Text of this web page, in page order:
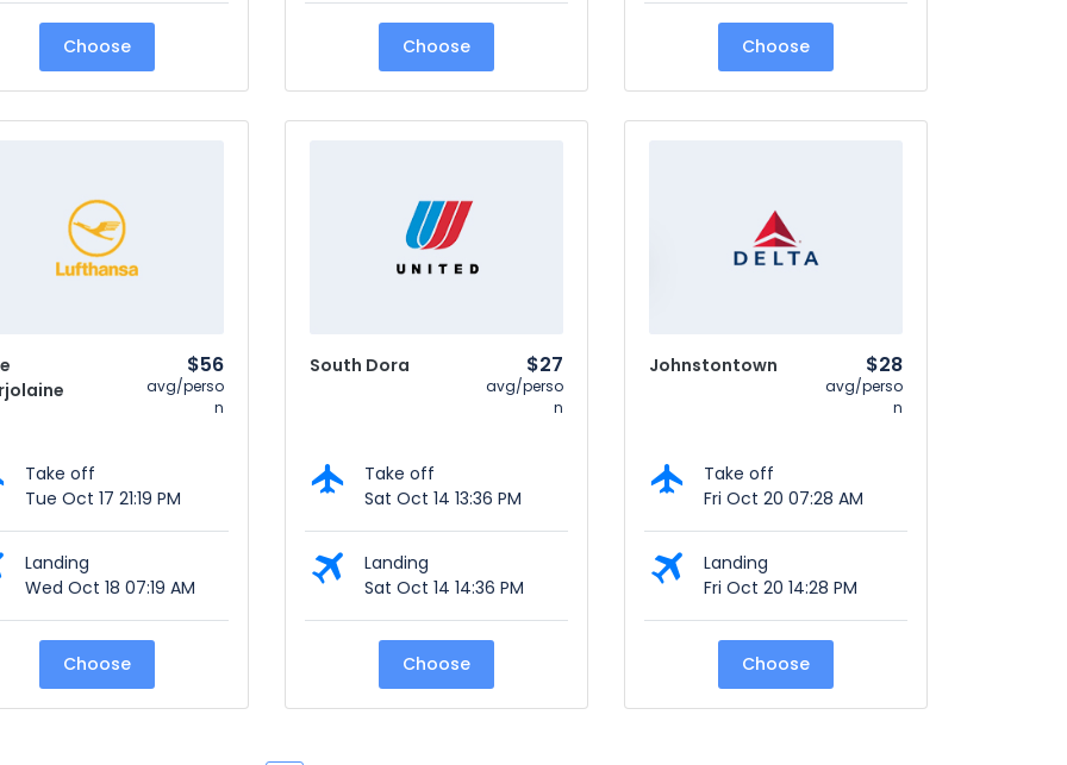
Choose Choose Choose
$56
avg/perso
n
Take off
Tue Oct 17 21:19 PM
Landing
Wed Oct 18 07:19 AM
Choose
South Dora $27
avg/perso
n
Take off
Sat Oct 14 13:36 PM
Landing
Sat Oct 14 14:36 PM
Choose
Johnstontown $28
avg/perso
n
Take off
Fri Oct 20 07:28 AM
Landing
Fri Oct 20 14:28 PM
Choose